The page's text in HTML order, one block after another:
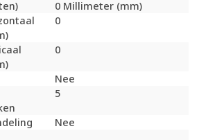
0 Millimeter (mm)
0
0
Nee
5
Nee